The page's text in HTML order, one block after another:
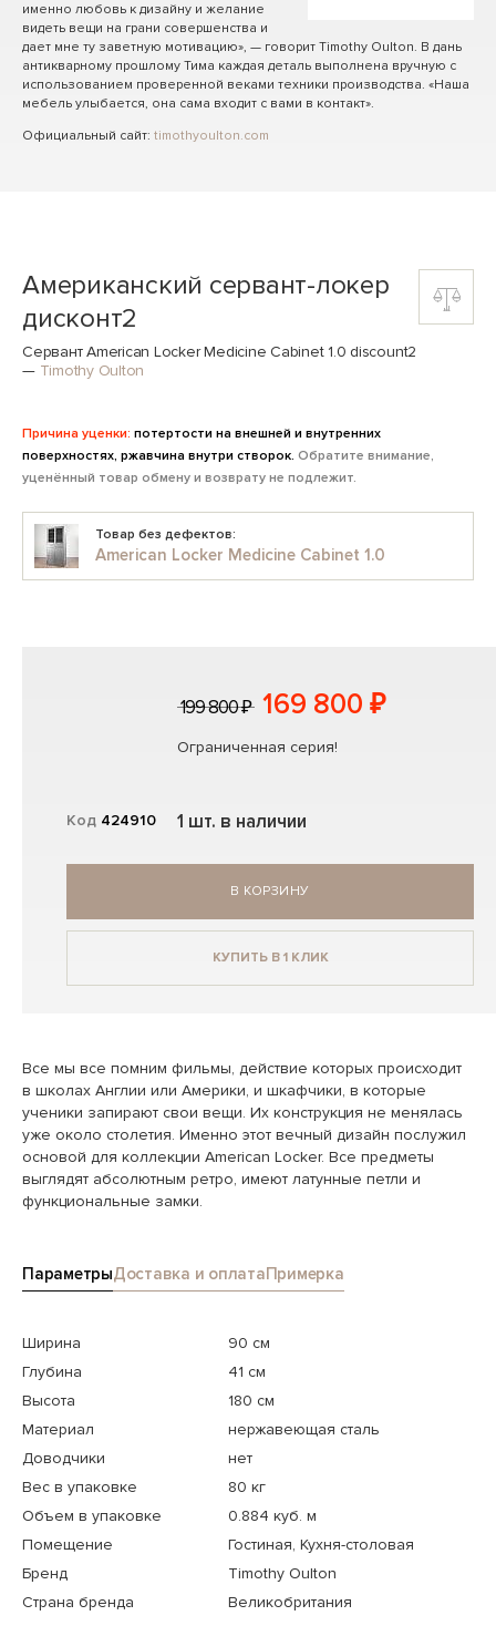
именно любовь к дизайну и желание
видеть вещи на грани совершенства и
дает мне ту заветную мотивацию», — говорит Timothy Oulton. В дань
антикварному прошлому Тима каждая деталь выполнена вручную с
использованием проверенной веками техники производства. «Наша
мебель улыбается, она сама входит с вами в контакт».
Официальный сайт: timothyoulton.com
Американский сервант-локер
дисконт2
Сервант American Locker Medicine Cabinet 1.0 discount2
— Timothy Oulton
Причина уценки: потертости на внешней и внутренних
поверхностях, ржавчина внутри створок. Обратите внимание,
уценённый товар обмену и возврату не подлежит.
Товар без дефектов:
American Locker Medicine Cabinet 1.0
Код 424910
199 800 ₽ 169 800 ₽
Ограниченная серия!
1 шт. в наличии
В КОРЗИНУ
КУПИТЬ В 1 КЛИК
Все мы все помним фильмы, действие которых происходит
в школах Англии или Америки, и шкафчики, в которые
ученики запирают свои вещи. Их конструкция не менялась
уже около столетия. Именно этот вечный дизайн послужил
основой для коллекции American Locker. Все предметы
выглядят абсолютным ретро, имеют латунные петли и
функциональные замки.
ПараметрыДоставка и оплатаПримерка
Ширина
90 см
Глубина
41 см
Высота
180 см
Материал
нержавеющая сталь
Доводчики
нет
Вес в упаковке
80 кг
Объем в упаковке
0.884 куб. м
Помещение
Гостиная, Кухня-столовая
Бренд
Timothy Oulton
Страна бренда
Великобритания